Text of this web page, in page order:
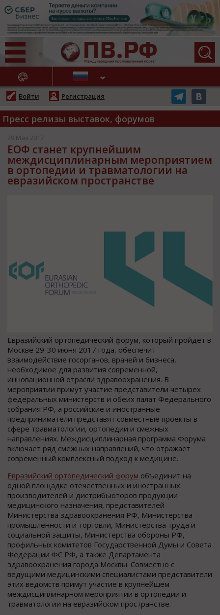
НОВОСТИ
Войти Регистрация
Пресс релизы выставок, форумов
29 Мая 2017
ЕОФ станет крупнейшим
междисциплинарным мероприятием
в ортопедии и травматологии на
евразийском пространстве
Евразийский ортопедический форум, который пройдет в
Москве 29-30 июня 2017 года, обеспечит
взаимодействие госорганов, врачей и бизнеса,
необходимое для развития современной,
инновационной отрасли здравоохранения. В
мероприятии примут участие представители четырех
федеральных министерств и обеих палат Федерального
собрания РФ, а российские и иностранные
предприниматели представят совместные проекты в
сфере травматологии, ортопедии и смежных
направлениях. Междисциплинарная программа Форума
включает ряд смежных направлений, что отражает
современный комплексный подход к медицине.
Евразийский ортопедический форум объединит на
одной площадке отечественных и иностранных
производителей и дистрибьюторов продукции
медицинского назначения, представителей
Министерства здравоохранения РФ, Министерства
промышленности и торговли, Министерства труда и
социальной защиты, Министерства обороны РФ,
профильных комитетов Государственной Думы и Совета
Федерации ФС РФ, а также Департамента
здравоохранения города Москвы. Совместно с
ведущими медицинскими специалистами представители
этих ведомств примут участие в крупнейшем
междисциплинарном мероприятии в ортопедии и
травматологии на евразийском пространстве.